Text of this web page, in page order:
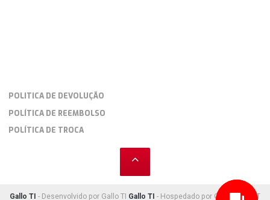
POLITICA DE DEVOLUÇÃO
POLÍTICA DE REEMBOLSO
POLÍTICA DE TROCA
Gallo TI - Desenvolvido por Gallo TI Gallo TI - Hospedado por Gallo TI HOST